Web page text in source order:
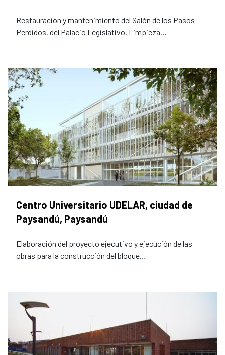
Restauración y mantenimiento del Salón de los Pasos
Perdidos, del Palacio Legislativo. Limpieza…
Centro Universitario UDELAR, ciudad de
Paysandú, Paysandú
Elaboración del proyecto ejecutivo y ejecución de las
obras para la construcción del bloque…